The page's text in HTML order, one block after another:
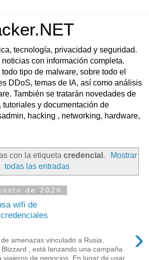
tecnología, privacidad y seguridad.
con información completa.
tipo de malware, sobre todo el
DDoS, temas de IA, así como análisis
También se tratarán novedades de
tutoriales y documentación de
hacking , networking, hardware,
con la etiquetacredencial .
Mostrar
todas las entradas
de 2026
wifi de
›
amenazas vinculado a Rusia,
, está lanzando una campaña
viajeros de negocios. En lugar de usar